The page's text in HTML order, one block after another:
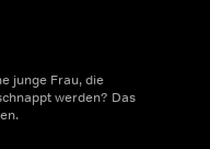
junge Frau, die
werden? Das